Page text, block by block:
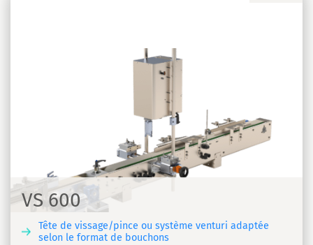
VS 600
Tête de vissage/pince ou système venturi adaptée
selon le format de bouchons